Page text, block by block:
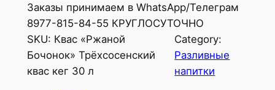
Заказы принимаем в WhatsApp/Телеграм
8977-815-84-55 КРУГЛОСУТОЧНО
SKU: Квас «Ржаной
Бочонок» Трёхсосенский
квас кег 30 л
Category:
Разливные
напитки